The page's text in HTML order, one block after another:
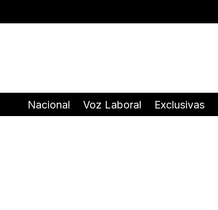
Nacional Voz Laboral Exclusivas